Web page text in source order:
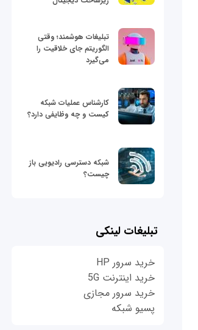
تبلیغات هوشمند؛ وقتی
الگوریتم جای خلاقیت را
می‌گیرد
کارشناس عملیات شبکه
کیست و چه وظایفی دارد؟
شبکه دسترسی رادیویی باز
چیست؟
تبلیغات لینکی
خرید سرور HP
خرید اینترنت 5G
خرید سرور مجازی
پسیو شبکه